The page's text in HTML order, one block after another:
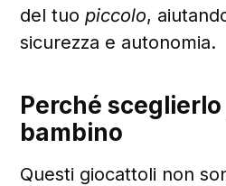
del tuopiccolo,
sicurezza e autonomia.
Perché
bambino
Questi giocattoli non